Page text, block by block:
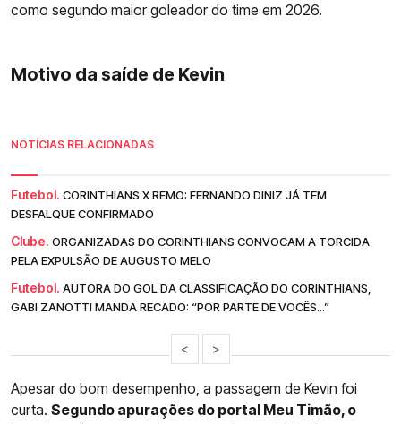
como segundo maior goleador do time em 2026.
Motivo da saíde de Kevin
NOTÍCIAS RELACIONADAS
Futebol. CORINTHIANS X REMO: FERNANDO DINIZ JÁ TEM
DESFALQUE CONFIRMADO
Clube. ORGANIZADAS DO CORINTHIANS CONVOCAM A TORCIDA
PELA EXPULSÃO DE AUGUSTO MELO
Futebol. AUTORA DO GOL DA CLASSIFICAÇÃO DO CORINTHIANS,
GABI ZANOTTI MANDA RECADO: “POR PARTE DE VOCÊS...”
< >
Apesar do bom desempenho, a passagem de Kevin foi
curta. Segundo apurações do portal Meu Timão, o